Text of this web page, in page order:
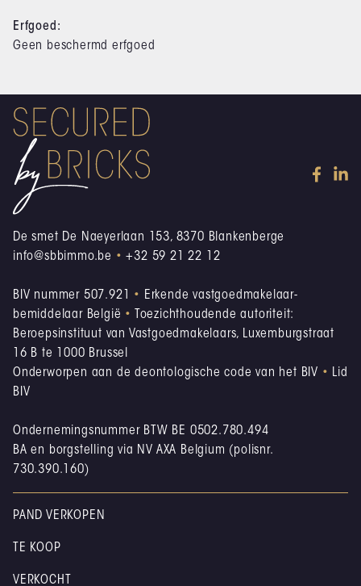
Erfgoed:
Geen beschermd erfgoed
De smet De Naeyerlaan 153, 8370 Blankenberge
info@sbbimmo.be • +32 59 21 22 12
BIV nummer 507.921 • Erkende vastgoedmakelaar-
bemiddelaar België •
Toezichthoudende autoriteit:
Beroepsinstituut van Vastgoedmakelaars, Luxemburgstraat
16 B te 1000 Brussel
Onderworpen aan de deontologische code van het BIV • Lid
BIV
Ondernemingsnummer BTW BE 0502.780.494
BA en borgstelling via NV AXA Belgium (polisnr.
730.390.160)
PAND VERKOPEN
TE KOOP
VERKOCHT